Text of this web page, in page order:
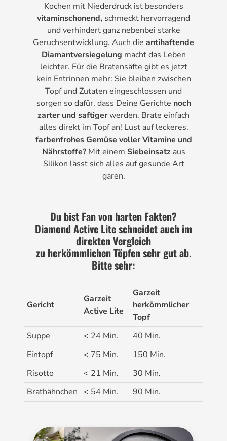
Kochen mit Niederdruck ist besonders
vitaminschonend, schmeckt hervorragend
und verhindert ganz nebenbei starke
Geruchsentwicklung. Auch die antihaftende
Diamantversiegelung macht das Leben
leichter. Für die Bratensäfte gibt es jetzt
kein Entrinnen mehr: Sie bleiben zwischen
Topf und Zutaten eingeschlossen und
sorgen so dafür, dass Deine Gerichte noch
zarter und saftigerwerden. Brate einfach
alles direkt im Topf an! Lust auf leckeres,
farbenfrohes Gemüse voller Vitamine und
Nährstoffe?Mit einem Siebeinsatzaus
Silikon lässt sich alles auf gesunde Art
garen.
Du bist Fan von harten Fakten?
Diamond Active Lite schneidet auch im
direkten Vergleich
zu herkömmlichen Töpfen sehr gut ab.
Bitte sehr:
Gericht
Garzeit
Active Lite
Garzeit
herkömmlicher
Topf
Suppe
< 24 Min.
40 Min.
Eintopf
< 75 Min.
150 Min.
Risotto
< 21 Min.
30 Min.
Brathähnchen
< 54 Min. 90 Min.